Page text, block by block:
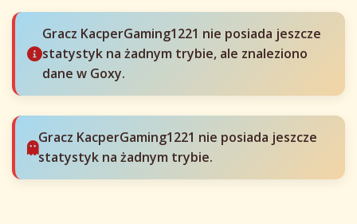
Gracz KacperGaming1221 nie posiada jeszcze
statystyk na żadnym trybie, ale znaleziono
dane w Goxy.
Gracz KacperGaming1221 nie posiada jeszcze
statystyk na żadnym trybie.